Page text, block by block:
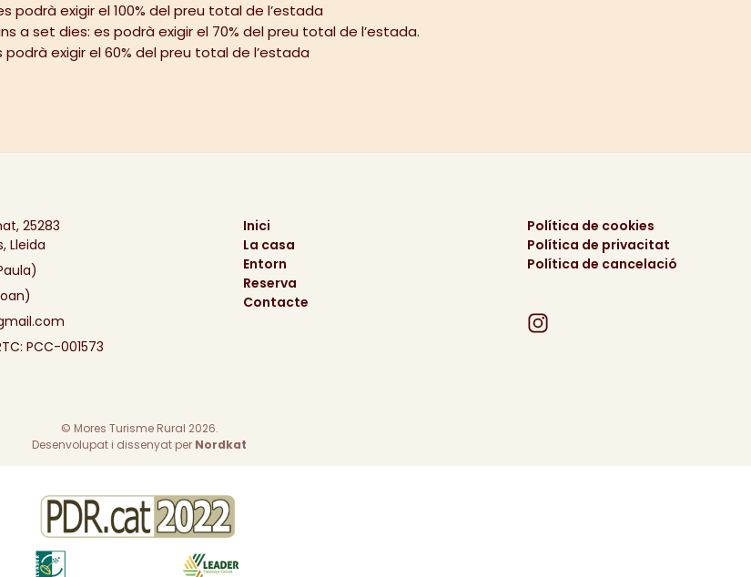
podrà exigir el 100% del preu total de l’estada
a set dies: es podrà exigir el 70% del preu total de l’estada.
exigir el 60% del preu total de l’estada
25283
Lleida
PCC-001573
Inici
La casa
Entorn
Reserva
Contacte
Política de cookies
Política de privacitat
Política de cancelació
© Mores Turisme Rural 2026.
Desenvolupat i dissenyat per Nordkat